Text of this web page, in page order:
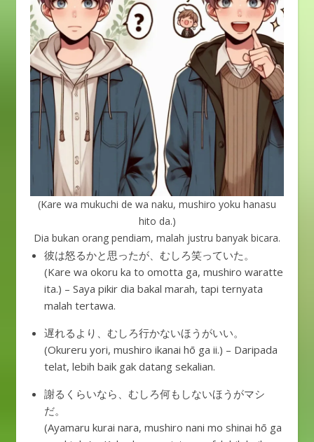
(Kare wa mukuchi de wa naku, mushiro yoku hanasu
hito da.)
Dia bukan orang pendiam, malah justru banyak bicara.
彼は怒るかと思ったが、むしろ笑っていた。
(Kare wa okoru ka to omotta ga, mushiro waratte
ita.) – Saya pikir dia bakal marah, tapi ternyata
malah tertawa.
遅れるより、むしろ行かないほうがいい。
(Okureru yori, mushiro ikanai hō ga ii.) – Daripada
telat, lebih baik gak datang sekalian.
謝るくらいなら、むしろ何もしないほうがマシ
だ。
(Ayamaru kurai nara, mushiro nani mo shinai hō ga